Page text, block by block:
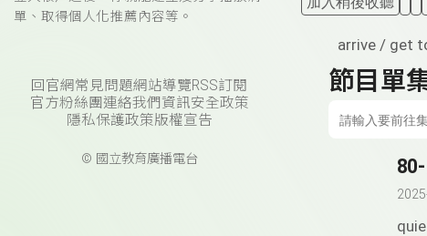
單、取得個人化推薦內容等。
回官網常見問題網站導覽RSS訂閱
官方粉絲團連絡我們 資訊安全政策
隱私保護政策版權宣告
© 國立教育廣播電台
arrive / get
節目單